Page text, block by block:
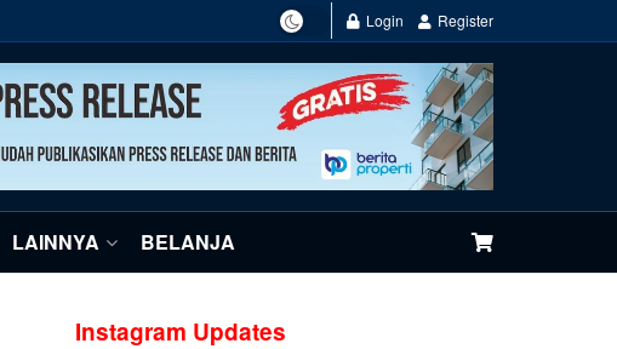
Login Register
LAINNYA BELANJA
Instagram Updates